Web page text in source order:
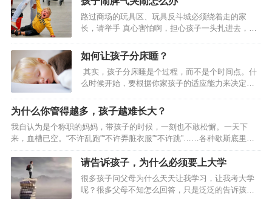
（…
里，孩子一部分来自于安全感的匮乏。台剧《想见
你》讲述的是一个年轻人之间的故事，在这个故事
中，陈韵如是一个有原生家庭创伤的女儿，她的母
亲重男轻女，家里什么都要给弟弟，包括她自己，
也是对弟弟迁就、牺牲的“物品”之一。陈韵如是一个
上，看起来很孤独又很自如，可是那份拒绝让人以
此保护自己的…
路过商场的玩具区、玩具反斗城必须绕着走的家
长，请举手 真心害怕啊，担心孩子一头扎进去，拉
闹。 而孩子的哭闹经常让家长陷入两难境地：坚持
原则不给买，孩子可能要哭闹很久，还会引发围
观，又担心孩子之后留下心理阴影；心软买了的
话，以后在遇到这种情况孩子可能会变本加厉，遇
到这种情况应该怎么办才科学呢？别惊慌，孩子闹
脾气很正常 在要求得不到满足时，几乎所有幼儿都
还不会用语言表达需求，而由于他…
如何让孩子分床睡？
其实，孩子分床睡是个过程，而不是个时间点。什
么时候开始，要根据你家孩子的适应能力来决定，
说，能在3~10岁这个阶段内完成分床就可以了。 如
何很好的过度让孩子分床睡？ 有的孩子就是性格比
较独立一点，适应性强，4岁分床就很顺利，1周就
搞定； 而有的孩子就是喜欢粘着父母，8岁了还不肯
分床。这都是正常的，没必要为了分床让孩子整天
哭哭啼啼，跟生死离别似的。给孩子点时间，慢慢
适应。再说了，多跟孩子亲昵些时间不好…
为什么你管得越多，孩子越难长大？
我自认为是个称职的妈妈，带孩子的时候，一刻也不敢松懈。一天下
来，血槽已空。“不许乱跑”“不许弄脏衣服”“不许跳”……各种歇斯底里荡
漾在屋子里，嗓子都喊哑了。 好不容易把孩子哄睡着了，夜里的我也不
轻易放过自己。从前一沾枕头就呼呼大睡的我，当了妈妈后常常在半夜
突然惊醒，看看睡在身边的女儿。 用网上流行的段子概括我当妈的每一
天，就是“哈哈啊啊啊啊啊啊啊啊啊啊啊”。从孩子清晨的笑脸开始，以我
憔悴不堪的面容结束。 女儿一岁会走路后，我因为照顾她而累哭的次数
请告诉孩子，为什么必须要上大学
很多孩子问父母为什么天天让我学习，让我考大学
呢？很多父母不知怎么回答，只是泛泛的告诉孩子